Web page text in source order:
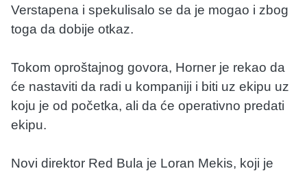
Verstapena i spekulisalo se da je mogao i zbog
toga da dobije otkaz.
Tokom oproštajnog govora, Horner je rekao da
će nastaviti da radi u kompaniji i biti uz ekipu uz
koju je od početka, ali da će operativno predati
ekipu.
Novi direktor Red Bula je Loran Mekis, koji je